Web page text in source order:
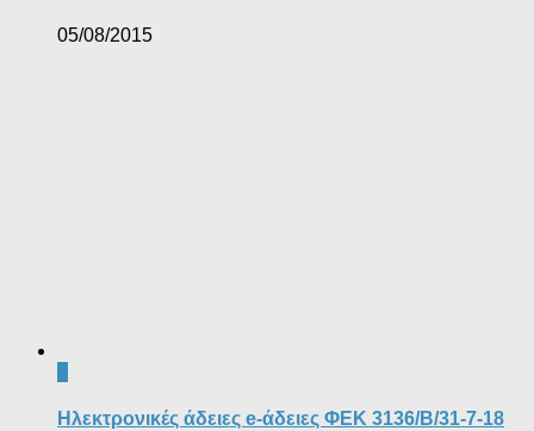
05/08/2015
Ηλεκτρονικές άδειες e-άδειες ΦΕΚ 3136/Β/31-7-18